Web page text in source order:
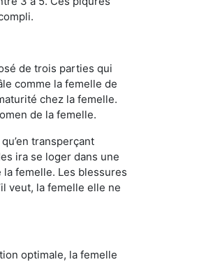
de trois parties qui
comme la femelle de
chez la femelle.
de la femelle.
transperçant
ira se loger dans une
femelle. Les blessures
veut, la femelle elle ne
optimale, la femelle